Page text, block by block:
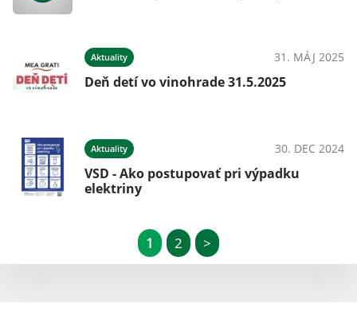
Aktuality 31. MÁJ 2025
Deň detí vo vinohrade 31.5.2025
Aktuality 30. DEC 2024
VSD - Ako postupovať pri výpadku
elektriny
1 2 >